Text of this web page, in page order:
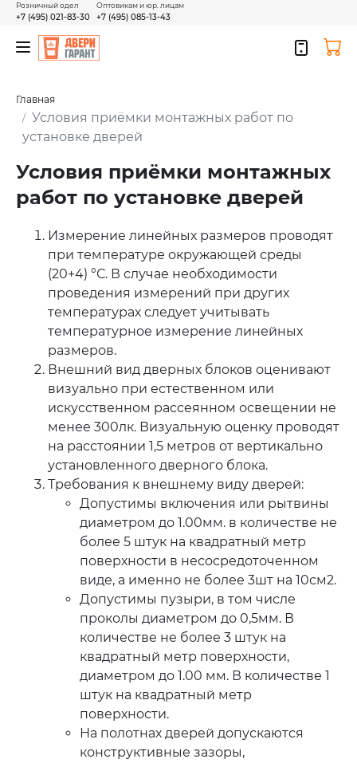
Розничный одел
+7 (495) 021-83-30
Оптовикам и юр. лицам
+7 (495) 085-13-43
Главная
Условия приёмки монтажных работ по
установке дверей
Условия приёмки монтажных
работ по установке дверей
Измерение линейных размеров проводят
при температуре окружающей среды
(20+4) °С. В случае необходимости
проведения измерений при других
температурах следует учитывать
температурное измерение линейных
размеров.
Внешний вид дверных блоков оценивают
визуально при естественном или
искусственном рассеянном освещении не
менее 300лк. Визуальную оценку проводят
на расстоянии 1,5 метров от вертикально
установленного дверного блока.
Требования к внешнему виду дверей:
Допустимы включения или рытвины
диаметром до 1.00мм. в количестве не
более 5 штук на квадратный метр
поверхности в несосредоточенном
виде, а именно не более 3шт на 10см2.
Допустимы пузыри, в том числе
проколы диаметром до 0,5мм. В
количестве не более 3 штук на
квадратный метр поверхности,
диаметром до 1.00 мм. В количестве 1
штук на квадратный метр
поверхности.
На полотнах дверей допускаются
конструктивные зазоры,